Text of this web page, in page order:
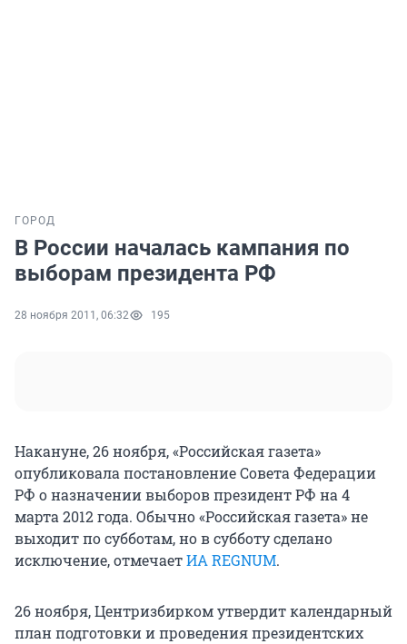
ГОРОД
В России началась кампания по
выборам президента РФ
28 ноября 2011, 06:32 195
Накануне, 26 ноября, «Российская газета»
опубликовала постановление Совета Федерации
РФ о назначении выборов президент РФ на 4
марта 2012 года. Обычно «Российская газета» не
выходит по субботам, но в субботу сделано
исключение, отмечаетИА REGNUM.
26 ноября, Центризбирком утвердит календарный
план подготовки и проведения президентских